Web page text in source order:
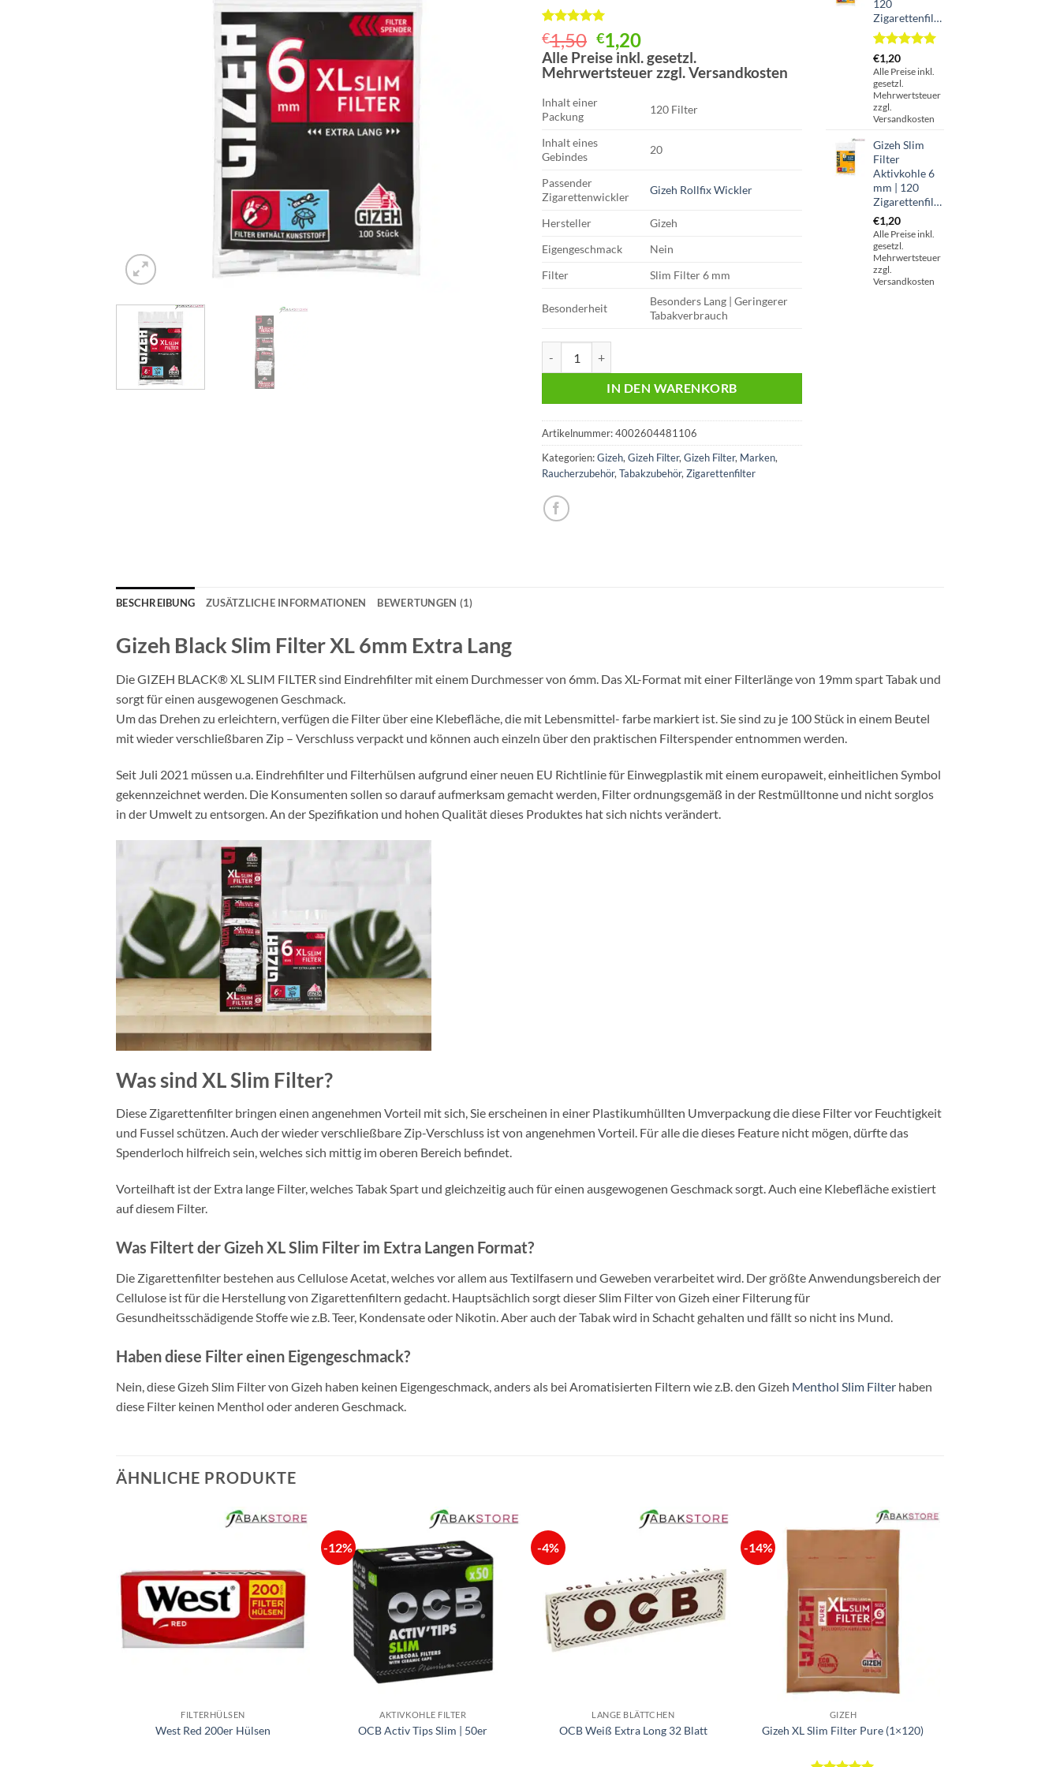
Bewertet
mit5von
5, basierend
auf
1
€1,50 Ursprünglicher
Preis
war:
€1,50
€1,20Aktueller
Preis
ist:
Alle Preise inkl. gesetzl.
Mehrwertsteuer zzgl. Versandkosten
Inhalt einer
Packung
120 Filter
Inhalt eines
Gebindes
20
Passender
Zigarettenwickler
Gizeh Rollfix Wickler
Hersteller
Gizeh
Eigengeschmack
Nein
Filter
Slim Filter 6 mm
Besonderheit
Besonders Lang | Geringerer
Tabakverbrauch
IN DEN WARENKORB
Artikelnummer:4002604481106
Kategorien:Gizeh, Gizeh Filter, Gizeh Filter, Marken,
Raucherzubehör, Tabakzubehör, Zigarettenfilter
120
Zigarettenfilter
Bewertet
mit5.00
von 5,
basierend
auf
1
Kundenbewertung
€1,20
Alle Preise inkl.
gesetzl.
Mehrwertsteuer
zzgl.
Versandkosten
Gizeh Slim
Filter
Aktivkohle 6
mm | 120
Zigarettenfilter
€1,20
Alle Preise inkl.
gesetzl.
Mehrwertsteuer
zzgl.
Versandkosten
BESCHREIBUNG ZUSÄTZLICHE INFORMATIONEN BEWERTUNGEN (1)
Gizeh Black Slim Filter XL 6mm Extra Lang
Die GIZEH BLACK® XL SLIM FILTER sind Eindrehfilter mit einem Durchmesser von 6mm. Das XL-Format mit einer Filterlänge von 19mm spart Tabak und
sorgt für einen ausgewogenen Geschmack.
Um das Drehen zu erleichtern, verfügen die Filter über eine Klebefläche, die mit Lebensmittel- farbe markiert ist. Sie sind zu je 100 Stück in einem Beutel
mit wieder verschließbaren Zip – Verschluss verpackt und können auch einzeln über den praktischen Filterspender entnommen werden.
Seit Juli 2021 müssen u.a. Eindrehfilter und Filterhülsen aufgrund einer neuen EU Richtlinie für Einwegplastik mit einem europaweit, einheitlichen Symbol
gekennzeichnet werden. Die Konsumenten sollen so darauf aufmerksam gemacht werden, Filter ordnungsgemäß in der Restmülltonne und nicht sorglos
in der Umwelt zu entsorgen. An der Spezifikation und hohen Qualität dieses Produktes hat sich nichts verändert.
Was sind XL Slim Filter?
Diese Zigarettenfilter bringen einen angenehmen Vorteil mit sich, Sie erscheinen in einer Plastikumhüllten Umverpackung die diese Filter vor Feuchtigkeit
und Fussel schützen. Auch der wieder verschließbare Zip-Verschluss ist von angenehmen Vorteil. Für alle die dieses Feature nicht mögen, dürfte das
Spenderloch hilfreich sein, welches sich mittig im oberen Bereich befindet.
Vorteilhaft ist der Extra lange Filter, welches Tabak Spart und gleichzeitig auch für einen ausgewogenen Geschmack sorgt. Auch eine Klebefläche existiert
auf diesem Filter.
Was Filtert der Gizeh XL Slim Filter im Extra Langen Format?
Die Zigarettenfilter bestehen aus Cellulose Acetat, welches vor allem aus Textilfasern und Geweben verarbeitet wird. Der größte Anwendungsbereich der
Cellulose ist für die Herstellung von Zigarettenfiltern gedacht. Hauptsächlich sorgt dieser Slim Filter von Gizeh einer Filterung für
Gesundheitsschädigende Stoffe wie z.B. Teer, Kondensate oder Nikotin. Aber auch der Tabak wird in Schacht gehalten und fällt so nicht ins Mund.
Haben diese Filter einen Eigengeschmack?
Nein, diese Gizeh Slim Filter von Gizeh haben keinen Eigengeschmack, anders als bei Aromatisierten Filtern wie z.B. den Gizeh Menthol Slim Filter haben
diese Filter keinen Menthol oder anderen Geschmack.
ÄHNLICHE PRODUKTE
FILTERHÜLSEN
West Red 200er Hülsen
-12%
AKTIVKOHLE FILTER
OCB Activ Tips Slim | 50er
-4%
LANGE BLÄTTCHEN
OCB Weiß Extra Long 32 Blatt
-14%
GIZEH
Gizeh XL Slim Filter Pure (1×120)